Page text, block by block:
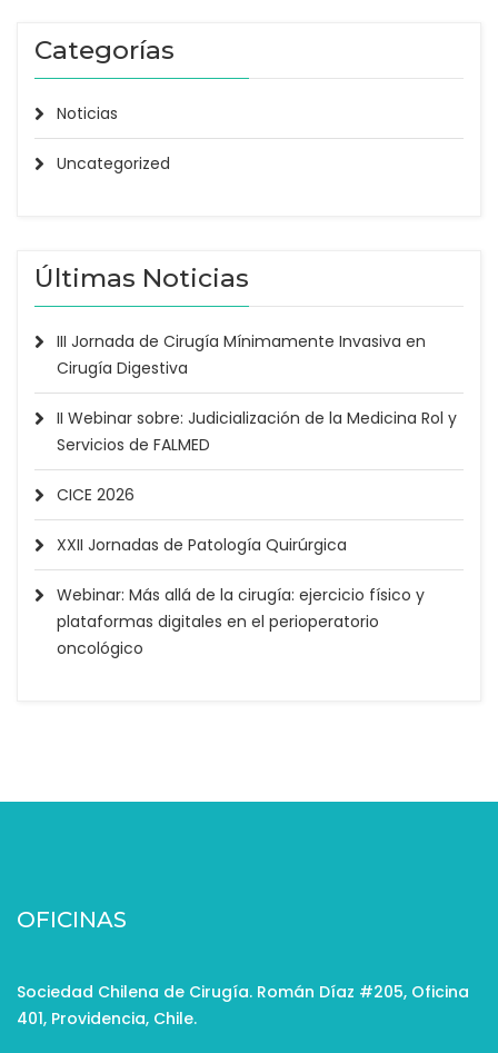
Categorías
Noticias
Uncategorized
Últimas Noticias
III Jornada de Cirugía Mínimamente Invasiva en
Cirugía Digestiva
II Webinar sobre: Judicialización de la Medicina Rol y
Servicios de FALMED
CICE 2026
XXII Jornadas de Patología Quirúrgica
Webinar: Más allá de la cirugía: ejercicio físico y
plataformas digitales en el perioperatorio
oncológico
OFICINAS
Sociedad Chilena de Cirugía. Román Díaz #205, Oficina
401, Providencia, Chile.